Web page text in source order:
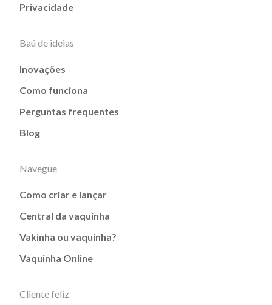
Privacidade
Baú de ideias
Inovações
Como funciona
Perguntas frequentes
Blog
Navegue
Como criar e lançar
Central da vaquinha
Vakinha ou vaquinha?
Vaquinha Online
Cliente feliz